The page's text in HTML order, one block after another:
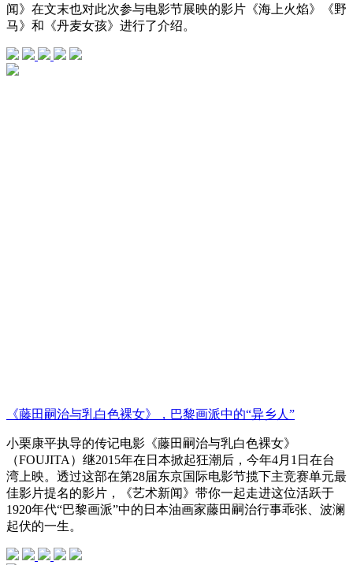
闻》在文末也对此次参与电影节展映的影片《海上火焰》《野
马》和《丹麦女孩》进行了介绍。
《藤田嗣治与乳白色裸女》，巴黎画派中的“异乡人”
小栗康平执导的传记电影《藤田嗣治与乳白色裸女》
（FOUJITA）继2015年在日本掀起狂潮后，今年4月1日在台
湾上映。透过这部在第28届东京国际电影节揽下主竞赛单元最
佳影片提名的影片，《艺术新闻》带你一起走进这位活跃于
1920年代“巴黎画派”中的日本油画家藤田嗣治行事乖张、波澜
起伏的一生。